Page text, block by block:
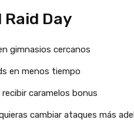
Day
gimnasios cercanos
en menos tiempo
caramelos bonus
cambiar ataques más